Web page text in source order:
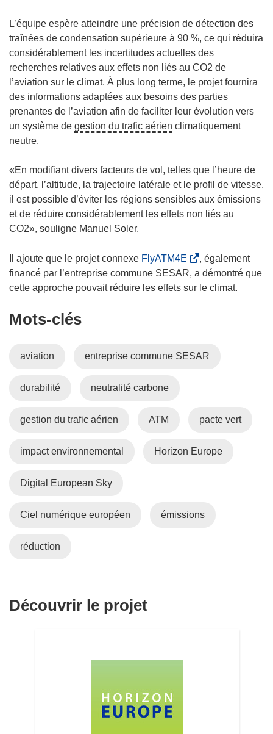
L’équipe espère atteindre une précision de détection des
traînées de condensation supérieure à 90 %, ce qui réduira
considérablement les incertitudes actuelles des
recherches relatives aux effets non liés au CO2 de
l’aviation sur le climat. À plus long terme, le projet fournira
des informations adaptées aux besoins des parties
prenantes de l’aviation afin de faciliter leur évolution vers
un système de gestion du trafic aérien climatiquement
neutre.
«En modifiant divers facteurs de vol, telles que l’heure de
départ, l’altitude, la trajectoire latérale et le profil de vitesse,
il est possible d’éviter les régions sensibles aux émissions
et de réduire considérablement les effets non liés au
CO2», souligne Manuel Soler.
Il ajoute que le projet connexe FlyATM4E
s
’
e
n
v
, également
financé par l’entreprise commune SESAR, a démontré que
cette approche pouvait réduire les effets sur le climat.
Mots‑clés
aviation entreprise commune SESAR
durabilité neutralité carbone
gestion du trafic aérien ATM pacte vert
impact environnemental Horizon Europe
Digital European Sky
Ciel numérique européen émissions
réduction
Découvrir le projet